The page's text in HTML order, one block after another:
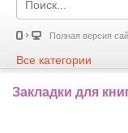
Полная версия
Все категории
Закладки для